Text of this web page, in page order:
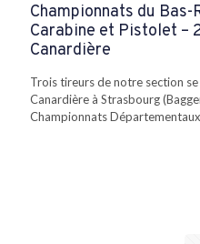
Championnats du Bas-
Carabine et Pistolet –
Canardière
Trois tireurs de notre section
Canardière à Strasbourg
Championnats